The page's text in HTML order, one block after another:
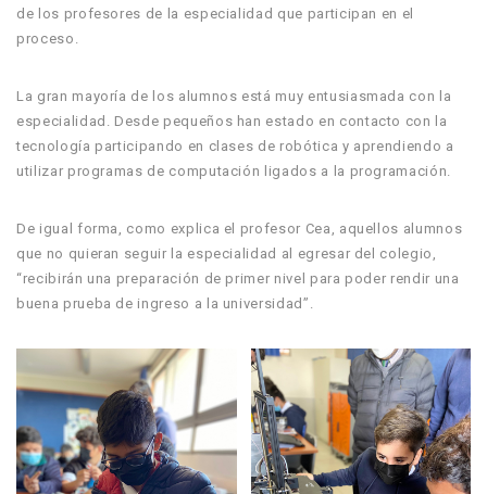
de los profesores de la especialidad que participan en el
proceso.
La gran mayoría de los alumnos está muy entusiasmada con la
especialidad. Desde pequeños han estado en contacto con la
tecnología participando en clases de robótica y aprendiendo a
utilizar programas de computación ligados a la programación.
De igual forma, como explica el profesor Cea, aquellos alumnos
que no quieran seguir la especialidad al egresar del colegio,
“recibirán una preparación de primer nivel para poder rendir una
buena prueba de ingreso a la universidad”.